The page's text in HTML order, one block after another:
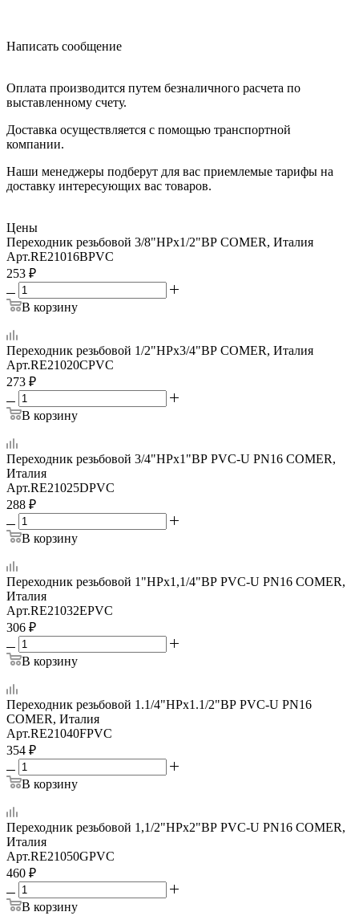
Написать сообщение
Оплата производится путем безналичного расчета по
выставленному счету.
Доставка осуществляется с помощью транспортной
компании.
Наши менеджеры подберут для вас приемлемые тарифы на
доставку интересующих вас товаров.
Цены
Переходник резьбовой 3/8"НРх1/2"ВР COMER, Италия
Арт.RE21016BPVC
253 ₽
В корзину
Переходник резьбовой 1/2"НРх3/4"ВР COMER, Италия
Арт.RE21020CPVC
273 ₽
В корзину
Переходник резьбовой 3/4"НРх1"ВР PVC-U PN16 COMER,
Италия
Арт.RE21025DPVC
288 ₽
В корзину
Переходник резьбовой 1"НРх1,1/4"ВР PVC-U PN16 COMER,
Италия
Арт.RE21032EPVC
306 ₽
В корзину
Переходник резьбовой 1.1/4"НРх1.1/2"ВР PVC-U PN16
COMER, Италия
Арт.RE21040FPVC
354 ₽
В корзину
Переходник резьбовой 1,1/2"НРх2"ВР PVC-U PN16 COMER,
Италия
Арт.RE21050GPVC
460 ₽
В корзину